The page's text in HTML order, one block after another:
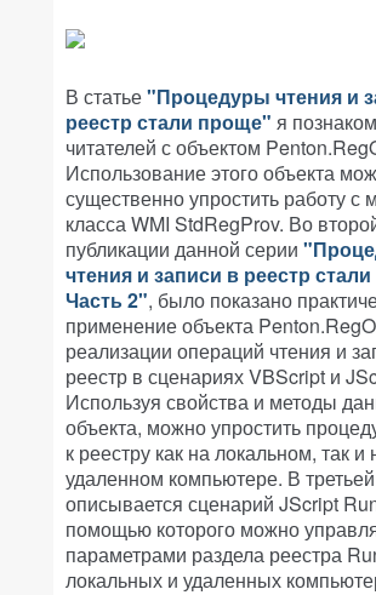
В статье"Процедуры чтения и
реестр стали проще" я
читателей с объектом
Использование этого объекта
существенно упростить работу с
класса WMI StdRegProv. Во
публикации данной серии
чтения и записи в реестр
Часть 2", было показано
применение объекта
реализации операций чтения и
реестр в сценариях VBScript и
Используя свойства и методы
объекта, можно упростить
к реестру как на локальном, так и
удаленном компьютере. В
описывается сценарий JScript
помощью которого можно
параметрами раздела реестра
локальных и удаленных